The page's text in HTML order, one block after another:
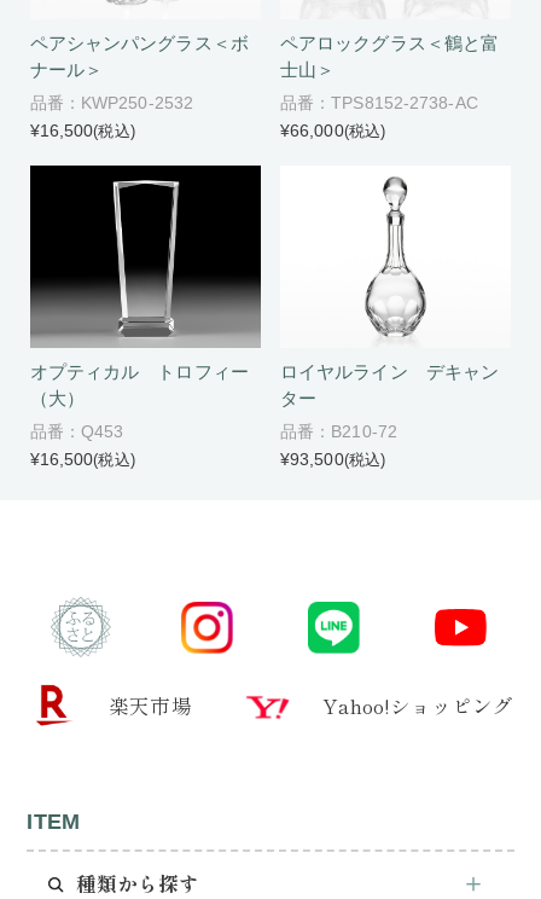
ペアシャンパングラス＜ボ
ナール＞
品番：KWP250-2532
¥16,500(税込)
ペアロックグラス＜鶴と富
士山＞
品番：TPS8152-2738-AC
¥66,000(税込)
オプティカル トロフィー
（大）
品番：Q453
¥16,500(税込)
ロイヤルライン デキャン
ター
品番：B210-72
¥93,500(税込)
楽天市場 Yahoo!ショッピング
ITEM
種類から探す